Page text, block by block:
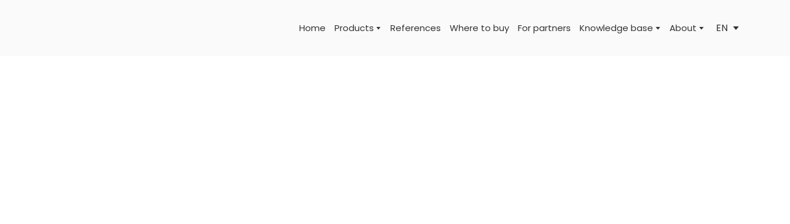
Home Products References Where to buy For partners Knowledge base About EN